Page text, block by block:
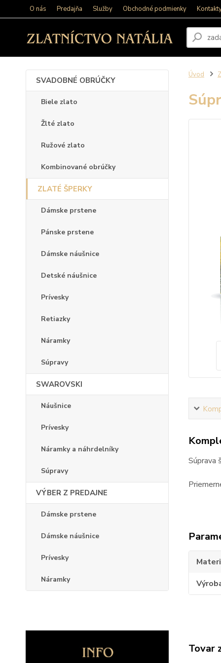
O nás Predajňa Služby Obchodné podmienky
SVADOBNÉ OBRÚČKY
Biele zlato
Žlté zlato
Ružové zlato
Kombinované obrúčky
ZLATÉ ŠPERKY
Dámske prstene
Pánske prstene
Dámske náušnice
Detské náušnice
Prívesky
Retiazky
Náramky
Súpravy
SWAROVSKI
Náušnice
Prívesky
Náramky a náhrdelníky
Súpravy
VÝBER Z PREDAJNE
Dámske prstene
Dámske náušnice
Prívesky
Náramky
Úvod
Súprava
Tovar